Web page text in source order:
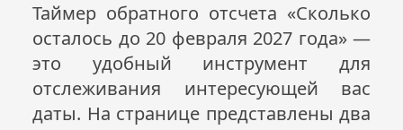
Таймер обратного отсчета «Сколько
осталось до 20 февраля 2027 года» —
это удобный инструмент для
отслеживания интересующей вас
даты. На странице представлены два